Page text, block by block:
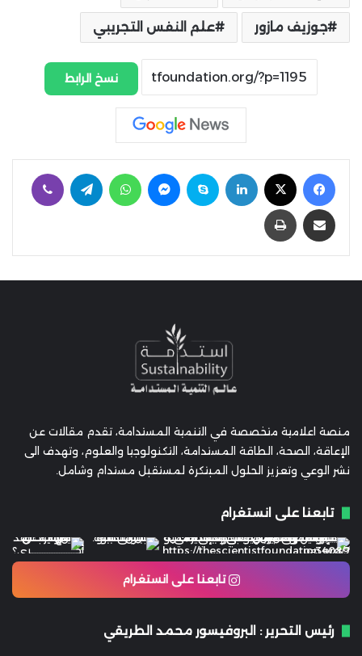
جوزيف مازور علم النفس التجريبي
نسخ الرابط
فيسبوك لينكدإن سكايب ماسنجر واتساب تيلقرام
مشاركة عبر البريد طباعة
منصة اعلامية متخصصة في التنمية المستدامة، تقدم مقالات عن
الإعاقة، الصحة، الطاقة المستدامة، التكنولوجيا والعلوم، وتهدف الى
نشر الوعي وتعزيز الحلول المبتكرة لمستقبل مستدام وشامل.
تابعنا على انستغرام
تابعنا على انستغرام
رئيس التحرير : البروفيسور محمد الطريقي